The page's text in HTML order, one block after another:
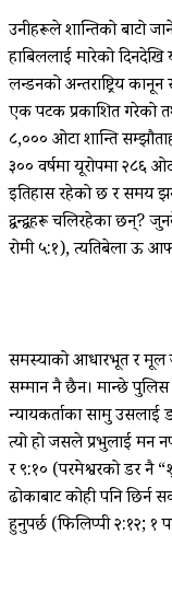
उनीहरूले शान्तिको बाटो
हाबिललाई मारेको
लन्डनको अन्तराष्ट्रिय
एक पटक प्रकाशित गरेको
८,००० ओटा शान्ति
३०० वर्षमा यूरोपमा २८६
इतिहास रहेको छ र समय
द्वन्द्वहरू चलिरहेका छन्?
रोमी ५:१), त्यतिबेला ऊ
समस्याको आधारभूत र मूल
सम्मान नै छैन। मान्छे पुलिस
न्यायकर्ताका सामु उसलाई
त्यो हो जसले प्रभुलाई मन
र ९:१० (परमेश्वरको डर नै
ढोकाबाट कोही पनि छिर्न
हुनुपर्छ (फिलिप्पी २:१२; १